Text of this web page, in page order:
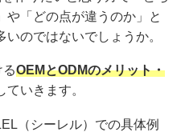
や「どの点が違うのか」と
のではないでしょうか。
OEMとODMのメリット・
いきます。
（シーレル）での具体例